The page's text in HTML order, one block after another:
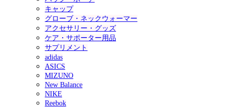
キャップ
グローブ・ネックウォーマー
アクセサリー・グッズ
ケア・サポーター用品
サプリメント
adidas
ASICS
MIZUNO
New Balance
NIKE
Reebok